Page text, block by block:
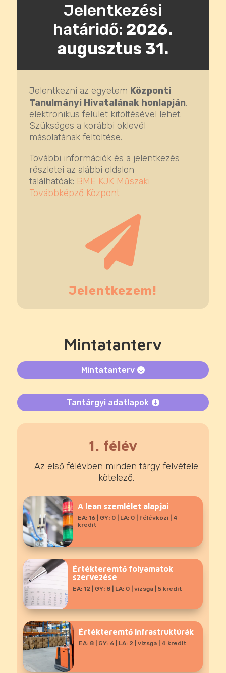
Jelentkezési
határidő: 2026.
augusztus 31.
Jelentkezni az egyetem Központi
Tanulmányi Hivatalának honlapján,
elektronikus felület kitöltésével lehet.
Szükséges a korábbi oklevél
másolatának feltöltése.
További információk és a jelentkezés
részletei az alábbi oldalon
találhatóak: BME KJK Műszaki
Továbbképző Központ

Jelentkezem!
Mintatanterv
Mintatanterv
Tantárgyi adatlapok
1. félév
Az első félévben minden tárgy felvétele
kötelező.
A lean szemlélet alapjai
EA: 16 | GY: 0 | LA: 0 | félévközi | 4
kredit
Értékteremtő folyamatok
szervezése
EA: 12 | GY: 8 | LA: 0 | vizsga | 5 kredit
Értékteremtő infrastruktúrák
EA: 8 | GY: 6 | LA: 2 | vizsga | 4 kredit